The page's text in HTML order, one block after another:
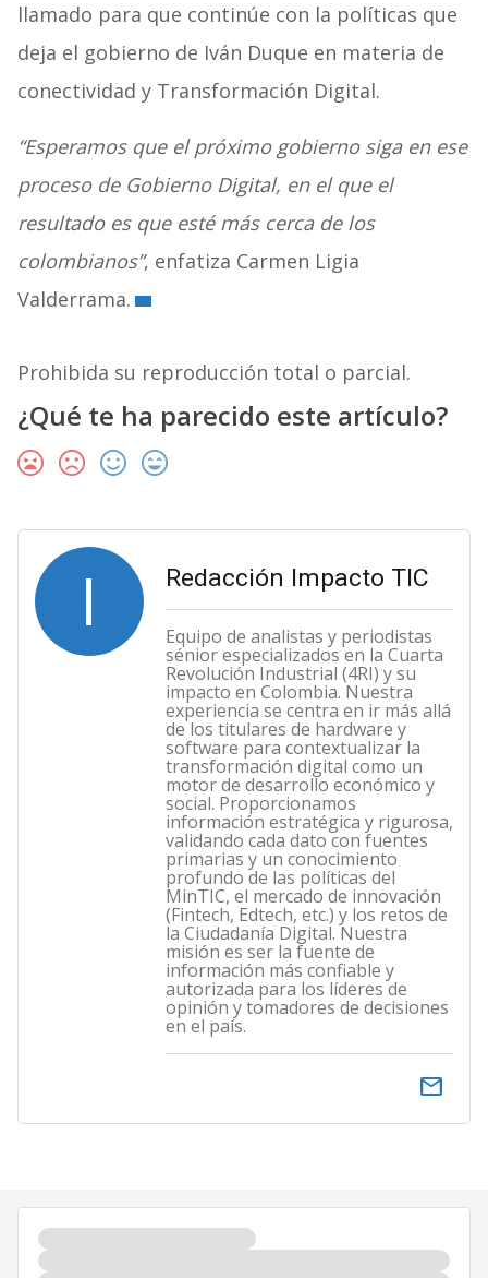
llamado para que continúe con la políticas que
deja el gobierno de Iván Duque en materia de
conectividad y Transformación Digital.
“Esperamos que el próximo gobierno siga en ese
proceso de Gobierno Digital, en el que el
resultado es que esté más cerca de los
colombianos”, enfatiza Carmen Ligia
Valderrama.
Prohibida su reproducción total o parcial.
¿Qué te ha parecido este artículo?
I Redacción Impacto TIC
Equipo de analistas y periodistas
sénior especializados en la Cuarta
Revolución Industrial (4RI) y su
impacto en Colombia. Nuestra
experiencia se centra en ir más allá
de los titulares de hardware y
software para contextualizar la
transformación digital como un
motor de desarrollo económico y
social. Proporcionamos
información estratégica y rigurosa,
validando cada dato con fuentes
primarias y un conocimiento
profundo de las políticas del
MinTIC, el mercado de innovación
(Fintech, Edtech, etc.) y los retos de
la Ciudadanía Digital. Nuestra
misión es ser la fuente de
información más confiable y
autorizada para los líderes de
opinión y tomadores de decisiones
en el país.
email